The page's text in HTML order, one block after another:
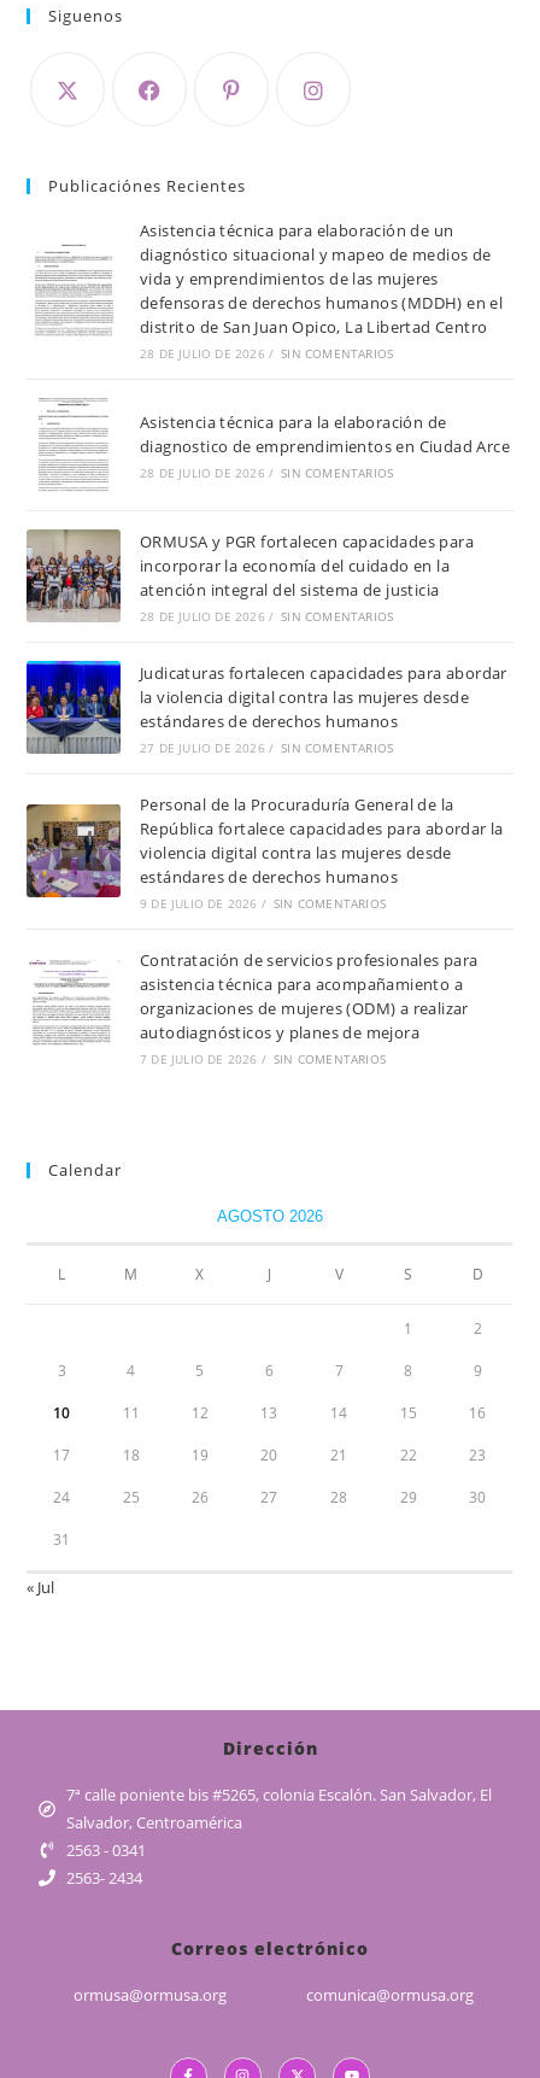
Siguenos
Publicaciónes Recientes
Asistencia técnica para elaboración de un
diagnóstico situacional y mapeo de medios de
vida y emprendimientos de las mujeres
defensoras de derechos humanos (MDDH) en el
distrito de San Juan Opico, La Libertad Centro
28 DE JULIO DE 2026 / SIN COMENTARIOS
Asistencia técnica para la elaboración de
diagnostico de emprendimientos en Ciudad Arce
28 DE JULIO DE 2026 / SIN COMENTARIOS
ORMUSA y PGR fortalecen capacidades para
incorporar la economía del cuidado en la
atención integral del sistema de justicia
28 DE JULIO DE 2026 / SIN COMENTARIOS
Judicaturas fortalecen capacidades para abordar
la violencia digital contra las mujeres desde
estándares de derechos humanos
27 DE JULIO DE 2026 / SIN COMENTARIOS
Personal de la Procuraduría General de la
República fortalece capacidades para abordar la
violencia digital contra las mujeres desde
estándares de derechos humanos
9 DE JULIO DE 2026 / SIN COMENTARIOS
Contratación de servicios profesionales para
asistencia técnica para acompañamiento a
organizaciones de mujeres (ODM) a realizar
autodiagnósticos y planes de mejora
7 DE JULIO DE 2026 / SIN COMENTARIOS
Calendar
AGOSTO 2026
L M X J V S D
1 2
3 4 5 6 7 8 9
10 11 12 13 14 15 16
17 18 19 20 21 22 23
24 25 26 27 28 29 30
31
« Jul
Dirección
7ª calle poniente bis #5265, colonia Escalón. San Salvador, El
Salvador, Centroamérica
2563 - 0341
2563- 2434
Correos electrónico
ormusa@ormusa.org comunica@ormusa.org